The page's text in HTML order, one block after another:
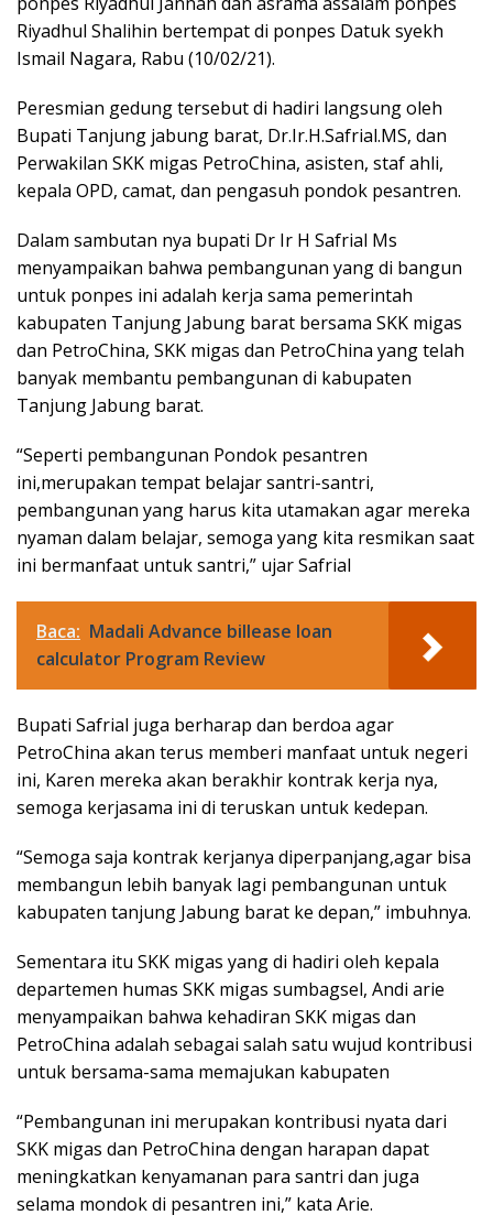
Riyadhul Shalihin bertempat di ponpes Datuk syekh
Ismail Nagara, Rabu (10/02/21).
Peresmian gedung tersebut di hadiri langsung oleh
Bupati Tanjung jabung barat, Dr.Ir.H.Safrial.MS, dan
Perwakilan SKK migas PetroChina, asisten, staf ahli,
kepala OPD, camat, dan pengasuh pondok pesantren.
Dalam sambutan nya bupati Dr Ir H Safrial Ms
menyampaikan bahwa pembangunan yang di bangun
untuk ponpes ini adalah kerja sama pemerintah
kabupaten Tanjung Jabung barat bersama SKK migas
dan PetroChina, SKK migas dan PetroChina yang telah
banyak membantu pembangunan di kabupaten
Tanjung Jabung barat.
“Seperti pembangunan Pondok pesantren
ini,merupakan tempat belajar santri-santri,
pembangunan yang harus kita utamakan agar mereka
nyaman dalam belajar, semoga yang kita resmikan saat
ini bermanfaat untuk santri,” ujar Safrial
Baca: Madali Advance billease loan
calculator Program Review
Bupati Safrial juga berharap dan berdoa agar
PetroChina akan terus memberi manfaat untuk negeri
ini, Karen mereka akan berakhir kontrak kerja nya,
semoga kerjasama ini di teruskan untuk kedepan.
“Semoga saja kontrak kerjanya diperpanjang,agar bisa
membangun lebih banyak lagi pembangunan untuk
kabupaten tanjung Jabung barat ke depan,” imbuhnya.
Sementara itu SKK migas yang di hadiri oleh kepala
departemen humas SKK migas sumbagsel, Andi arie
menyampaikan bahwa kehadiran SKK migas dan
PetroChina adalah sebagai salah satu wujud kontribusi
untuk bersama-sama memajukan kabupaten
“Pembangunan ini merupakan kontribusi nyata dari
SKK migas dan PetroChina dengan harapan dapat
meningkatkan kenyamanan para santri dan juga
selama mondok di pesantren ini,” kata Arie.